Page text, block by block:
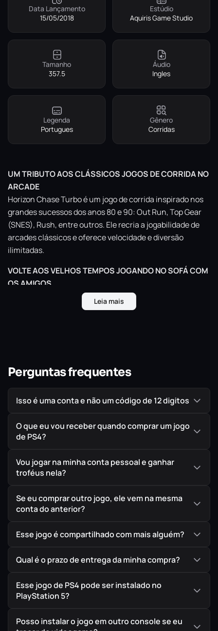
Data Lançamento
15/05/2018
Estúdio
Aquiris Game Studio
Tamanho
357.5
Áudio
Ingles
Legenda
Portugues
Gênero
Corridas
UM TRIBUTO AOS CLÁSSICOS JOGOS DE CORRIDA NO
ARCADE
Horizon Chase Turbo é um jogo de corrida inspirado nos
grandes sucessos dos anos 80 e 90: Out Run, Top Gear
(SNES), Rush, entre outros. Ele recria a jogabilidade de
arcades clássicos e oferece velocidade e diversão
ilimitadas.
VOLTE AOS VELHOS TEMPOS JOGANDO NO SOFÁ COM
OS AMIGOS.
Horizon Chase Turbo oferece um modo Multiplayer local
que resgata a nostalgia de brincar com seus melhores
de lado sua contemporaneidade. Pilote seu carro por
lugares extraordinários, enfrentando chuva, cinzas
vulcânicas e até tempestades de areia.
BARRY LEITCH, A LENDA
Horizon Chase Turbo apresenta Barry Leitch, o músico
por trás das trilhas sonoras de jogos clássicos de corridas
de fliperama Lotus Turbo Challenge, Top Gear e Rush.
IMPORTANTE!Todos os jogos são ORIGINAIS comprados
diretamente na PlayStation Store, a Loja Oficial da Sony,
garantindo assim a melhor procedência possível para
seu jogo em mídia digital.
Leia mais
Perguntas frequentes
Isso é uma conta e não um código de 12 digitos
O que eu vou receber quando comprar um jogo
de PS4?
Vou jogar na minha conta pessoal e ganhar
troféus nela?
Se eu comprar outro jogo, ele vem na mesma
conta do anterior?
Esse jogo é compartilhado com mais alguém?
Qual é o prazo de entrega da minha compra?
Esse jogo de PS4 pode ser instalado no
PlayStation 5?
Posso instalar o jogo em outro console se eu